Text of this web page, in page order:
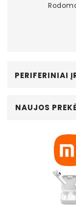
PERIFERINIAI
NAUJOS